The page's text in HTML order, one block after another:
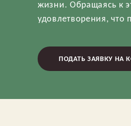
жизни. Обращаясь к
удовлетворения, что
ПОДАТЬ ЗАЯВКУ НА